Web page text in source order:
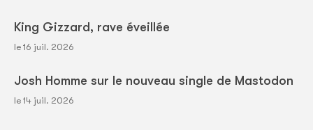
King Gizzard, rave éveillée
le 16 juil. 2026
Josh Homme sur le nouveau single de Mastodon
le 14 juil. 2026